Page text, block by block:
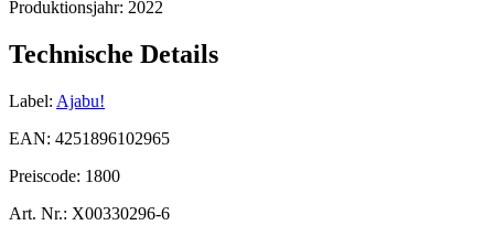
Produktionsjahr: 2022
Technische Details
Label: Ajabu!
EAN: 4251896102965
Preiscode: 1800
Art. Nr.: X00330296-6